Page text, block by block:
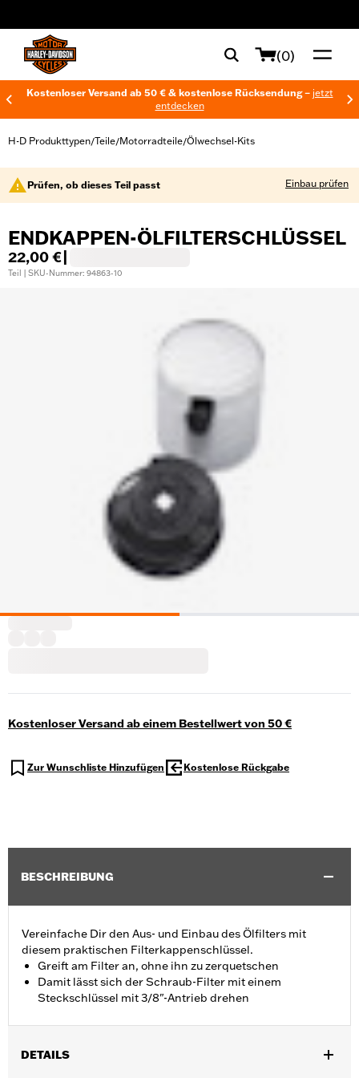
(0)
Kostenloser Versand ab 50 € & kostenlose Rücksendung – jetzt
entdecken
H-D Produkttypen/Teile/Motorradteile/Ölwechsel-Kits
Prüfen, ob dieses Teil passt Einbau prüfen
ENDKAPPEN-ÖLFILTERSCHLÜSSEL
22,00 €
Teil | SKU-Nummer: 94863-10
Kostenloser Versand ab einem Bestellwert von 50 €
Zur Wunschliste Hinzufügen Kostenlose Rückgabe
BESCHREIBUNG
Vereinfache Dir den Aus- und Einbau des Ölfilters mit
diesem praktischen Filterkappenschlüssel.
Greift am Filter an, ohne ihn zu zerquetschen
Damit lässt sich der Schraub-Filter mit einem
Steckschlüssel mit 3/8"-Antrieb drehen
DETAILS